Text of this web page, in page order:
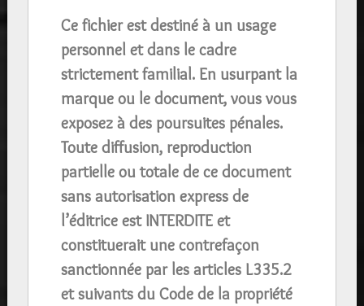
Ce fichier est destiné à un usage
personnel et dans le cadre
strictement familial. En usurpant la
marque ou le document, vous vous
exposez à des poursuites pénales.
Toute diffusion, reproduction
partielle ou totale de ce document
sans autorisation express de
l’éditrice est INTERDITE et
constituerait une contrefaçon
sanctionnée par les articles L335.2
et suivants du Code de la propriété